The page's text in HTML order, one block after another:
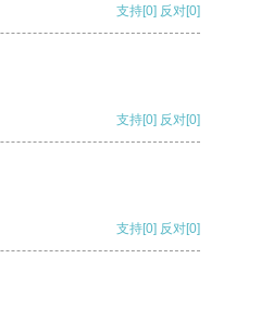
支持[0] 反对[0]
支持[0] 反对[0]
支持[0] 反对[0]